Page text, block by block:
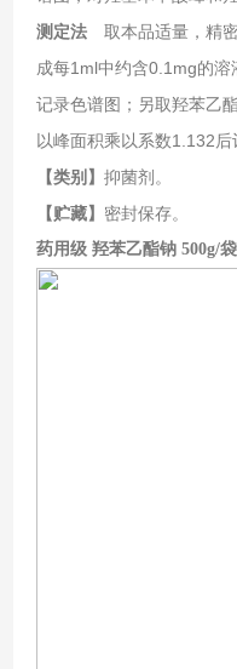
测定法取本品适量，精密
成每1ml中约含0.1mg的溶
记录色谱图；另取羟苯乙
以峰面积乘以系数1.132后
【类别】 抑菌剂。
【贮藏】 密封保存。
药用级 羟苯乙酯钠 500g/